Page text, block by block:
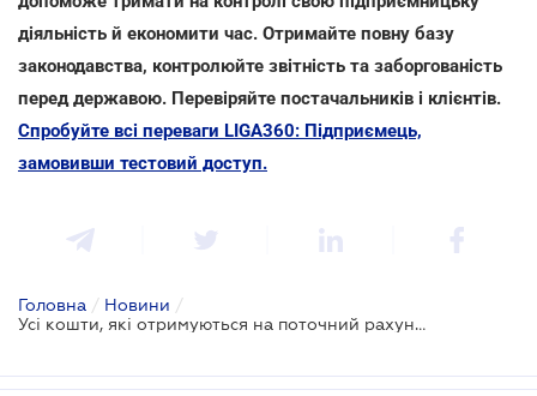
діяльність й економити час. Отримайте повну базу
законодавства, контролюйте звітність та заборгованість
перед державою. Перевіряйте постачальників і клієнтів.
Спробуйте всі переваги LIGA360: Підприємець,
замовивши тестовий доступ.
Головна / Новини /
Усі кошти, які отримуються на поточний рахунок, включаються до доходу ФОП–єдинника - ДПС